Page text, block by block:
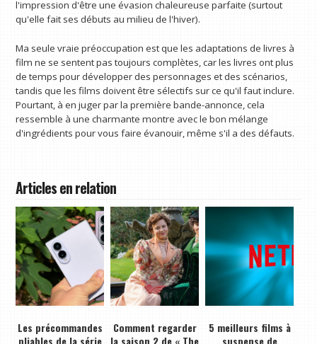
l'impression d'être une évasion chaleureuse parfaite (surtout
qu'elle fait ses débuts au milieu de l'hiver).
Ma seule vraie préoccupation est que les adaptations de livres à
film ne se sentent pas toujours complètes, car les livres ont plus
de temps pour développer des personnages et des scénarios,
tandis que les films doivent être sélectifs sur ce qu'il faut inclure.
Pourtant, à en juger par la première bande-annonce, cela
ressemble à une charmante montre avec le bon mélange
d'ingrédients pour vous faire évanouir, même s'il a des défauts.
Articles en relation
Les précommandes
pliables de la série
Comment regarder
la saison 2 de « The
5 meilleurs films à
suspense de